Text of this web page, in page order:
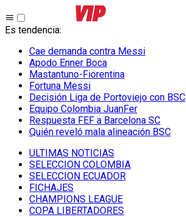
Es tendencia:
Cae demanda contra Messi
Apodo Enner Boca
Mastantuno-Fiorentina
Fortuna Messi
Decisión Liga de Portoviejo con BSC
Equipo Colombia JuanFer
Respuesta FEF a Barcelona SC
Quién reveló mala alineación BSC
ULTIMAS NOTICIAS
SELECCION COLOMBIA
SELECCION ECUADOR
FICHAJES
CHAMPIONS LEAGUE
COPA LIBERTADORES